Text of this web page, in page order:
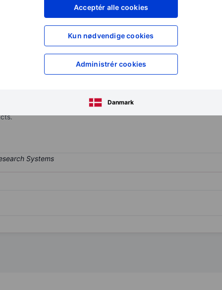
Acceptér alle cookies
Kun nødvendige cookies
Administrér cookies
Danmark
XXXXXXX
XXXXXXX
XXXXXXX
for at få adgang
specialization products in the areas of dermatology,
products that the company divides into three categories: